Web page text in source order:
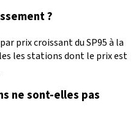
?
prix croissant du SP95 à la
les stations dont le prix est
ne sont-elles pas